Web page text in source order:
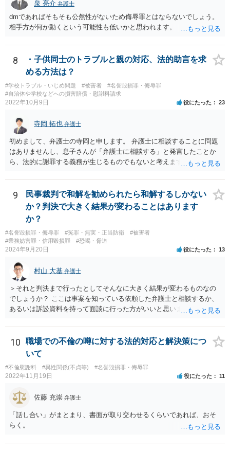
泉 亮介 弁護士
dmであればそもそも公然性がないため侮辱罪とはならないでしょう。
相手方が何か動くという可能性も低いかと思われます。
8
・子供同士のトラブルと親の対応、法的助言を求
める方法は？
#学校トラブル・いじめ問題 #被害者
#名誉毀損罪・侮辱罪
#自治体や学校などへの損害賠償・慰謝料請求
2022年10月9日 役にたった 23
寺岡 拓也 弁護士
初めまして、弁護士の寺岡と申します。 弁護士に相談することに問題
はありませんし、息子さんが「弁護士に相談する」と発言したことか
ら、法的に謝罪する義務が生じるものでもないと考えます。 経緯から
す。 子どもの専門相談窓口もありますし、一度相談だけでもしてはい
かがでしょうか。
9
民事裁判で和解を勧められたら和解するしかない
か？判決で大きく結果が変わることはあります
か？
#名誉毀損罪・侮辱罪 #冤罪・無実・正当防衛
#被害者
#業務妨害罪・信用毀損罪
#恐喝・脅迫
2024年9月20日 役にたった 13
村山 大基 弁護士
＞それと判決まで行ったとしてそんなに大きく結果が変わるものなの
でしょうか？ ここは事案を知っている依頼した弁護士と相談するか、
あるいは訴訟資料を持って面談に行った方がいいと思います。 和解
す）に基づいて 提案されるもので、応じない場合提示案より上がった
り下がったりはありえます。 例えば、原告としては判決だともっと下
がるかもしれないから応じておくか、とか 被告としては判決でもっと
払うことになるリスクを考えたら和解に応じるか、とか考えさせるよ
うな案が出てきます。
10
職場での不倫の噂に対する法的対応と解決策につ
いて
#不倫慰謝料 #異性関係(不貞等) #名誉毀損罪・侮辱罪
2022年11月19日 役にたった 11
佐藤 充崇 弁護士
「話し合い」がまとまり、書面が取り交わせるくらいであれば、おそ
らく。